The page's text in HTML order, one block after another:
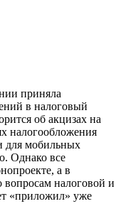
приняла
в налоговый
об акцизах на
налогообложения
для мобильных
Однако все
а в
налоговой и
«приложил» уже